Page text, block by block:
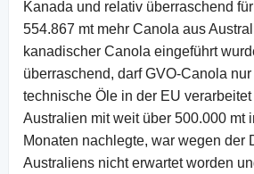
Kanada und relativ überraschend
554.867 mt mehr Canola aus
kanadischer Canola eingeführt
überraschend, darf GVO-Canola
technische Öle in der EU
Australien mit weit über 500.000 mt
Monaten nachlegte, war wegen der
Australiens nicht erwartet worden